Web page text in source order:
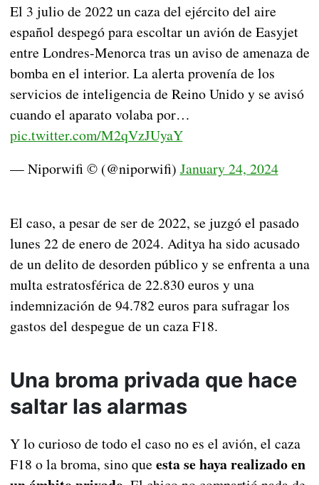
El 3 julio de 2022 un caza del ejército del aire
español despegó para escoltar un avión de Easyjet
entre Londres-Menorca tras un aviso de amenaza de
bomba en el interior. La alerta provenía de los
servicios de inteligencia de Reino Unido y se avisó
cuando el aparato volaba por…
pic.twitter.com/M2qVzJUyaY
— Niporwifi © (@niporwifi) January 24, 2024
El caso, a pesar de ser de 2022, se juzgó el pasado
lunes 22 de enero de 2024. Aditya ha sido acusado
de un delito de desorden público y se enfrenta a una
multa estratosférica de 22.830 euros y una
indemnización de 94.782 euros para sufragar los
gastos del despegue de un caza F18.
Una broma privada que hace
saltar las alarmas
Y lo curioso de todo el caso no es el avión, el caza
F18 o la broma, sino que esta se haya realizado en